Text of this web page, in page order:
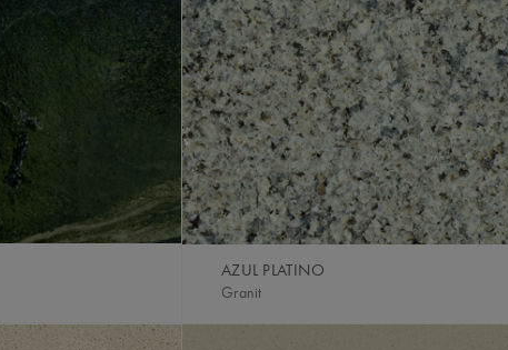
AZUL PLATINO
Granit